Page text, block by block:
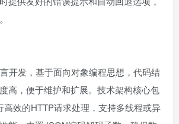
开发，基于面向对象编程思想，代码结
高，便于维护和扩展。技术架构核心包
高效的HTTP请求处理，支持多线程或异